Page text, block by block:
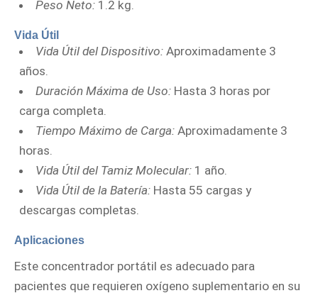
Peso Neto: 1.2 kg.
Vida Útil
Vida Útil del Dispositivo:Aproximadamente 3
años.
Duración Máxima de Uso: Hasta 3 horas por
carga completa.
Tiempo Máximo de Carga:Aproximadamente 3
horas.
Vida Útil del Tamiz Molecular: 1 año.
Vida Útil de la Batería: Hasta 55 cargas y
descargas completas.
Aplicaciones
Este concentrador portátil es adecuado para
pacientes que requieren oxígeno suplementario en su